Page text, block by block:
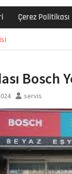
Çerez Politikası
Bosch
servis